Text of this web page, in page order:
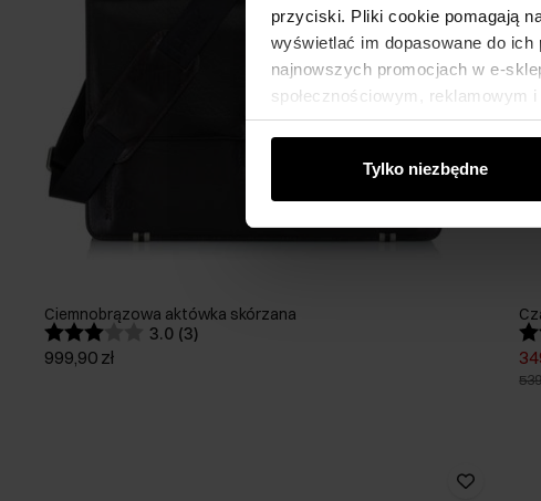
przyciski. Pliki cookie pomagają
wyświetlać im dopasowane do
najnowszych promocjach w e-
społecznościowym, reklamowym
od Ciebie lub uzyskanymi
Tylko niezbędne
Ciemnobrązowa aktówka skórzana
3.0 (3)
999,90 zł